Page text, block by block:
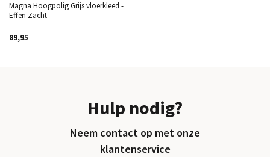
Magna Hoogpolig Grijs vloerkleed -
Effen Zacht
89,95
Hulp nodig?
Neem contact op met onze
klantenservice